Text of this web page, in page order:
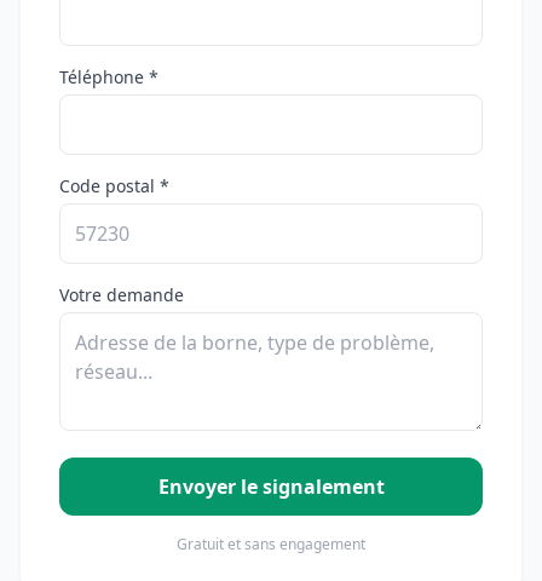
Téléphone *
Code postal *
Votre demande
Envoyer le signalement
Gratuit et sans engagement